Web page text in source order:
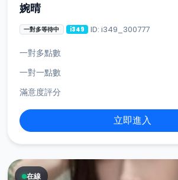
婉晴
一對多等待中 i349 ID: i349_300777
一對多點數
一對一點數
滿意度評分
立即進入
在線